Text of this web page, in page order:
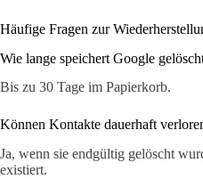
Häufige Fragen zur
Wie lange speichert Google
Bis zu 30 Tage im Papierkorb.
Können Kontakte dauerhaft
Ja, wenn sie endgültig gelöscht
existiert.